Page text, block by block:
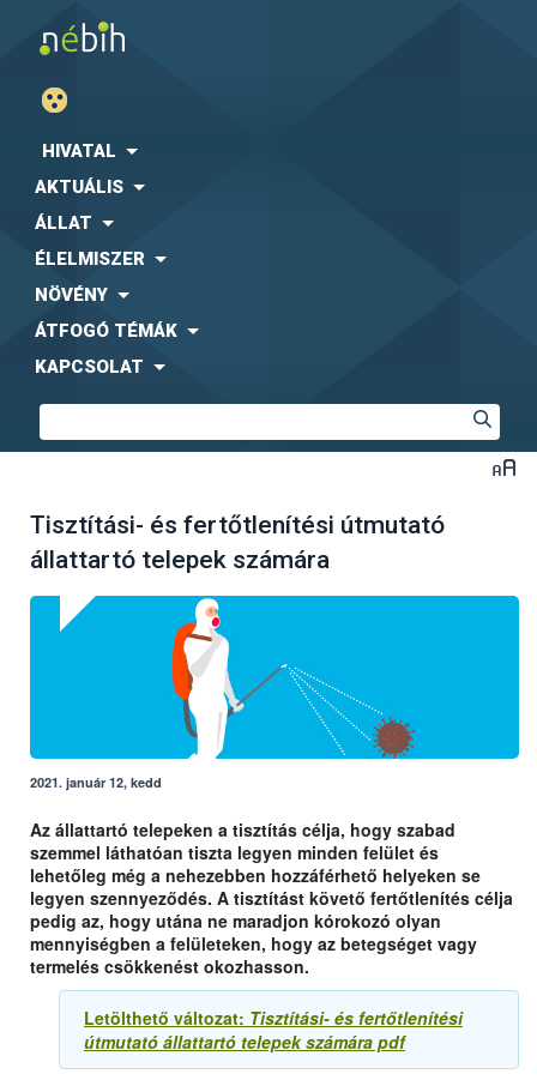
HIVATAL
AKTUÁLIS
ÁLLAT
ÉLELMISZER
NÖVÉNY
ÁTFOGÓ TÉMÁK
KAPCSOLAT
Tisztítási- és fertőtlenítési útmutató
állattartó telepek számára
2021. január 12, kedd
Az állattartó telepeken a tisztítás célja, hogy szabad
szemmel láthatóan tiszta legyen minden felület és
lehetőleg még a nehezebben hozzáférhető helyeken se
legyen szennyeződés. A tisztítást követő fertőtlenítés célja
pedig az, hogy utána ne maradjon kórokozó olyan
mennyiségben a felületeken, hogy az betegséget vagy
termelés csökkenést okozhasson.
Letölthető változat: Tisztítási- és fertőtlenítési
útmutató állattartó telepek számára pdf